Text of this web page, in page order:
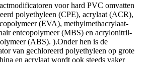
voor hard PVC omvatten
polyethyleen (CPE), acrylaat (ACR),
(EVA), methylmethacrylaat-
entcopolymeer (MBS) en acrylonitril-
(ABS). ).Onder hen is de
van gechloreerd polyethyleen op grote
en acrylaat wordt ook steeds vaker